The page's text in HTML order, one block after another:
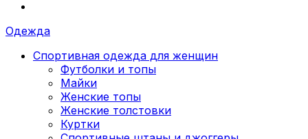
Одежда
Спортивная одежда для женщин
Футболки и топы
Майки
Женские топы
Женские толстовки
Куртки